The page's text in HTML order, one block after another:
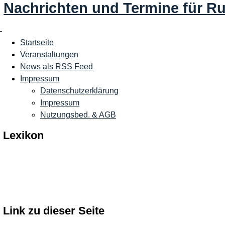
Nachrichten und Termine für
Startseite
Veranstaltungen
News als RSS Feed
Impressum
Datenschutzerklärung
Impressum
Nutzungsbed. & AGB
Lexikon
Link zu dieser Seite